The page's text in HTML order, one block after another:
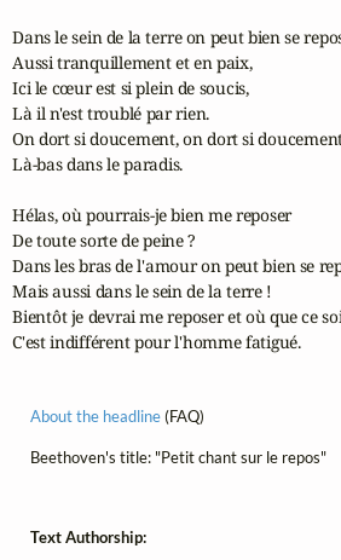
Dans le sein de la terre on peut bien se
Aussi tranquillement et en paix,
Ici le cœur est si plein de soucis,
Là il n'est troublé par rien.
On dort si doucement, on dort si
Là-bas dans le paradis.
Hélas, où pourrais-je bien me reposer
De toute sorte de peine ?
Dans les bras de l'amour on peut bien se
Mais aussi dans le sein de la terre !
Bientôt je devrai me reposer et où que ce
C'est indifférent pour l'homme fatigué.
About the headline(FAQ)
Beethoven's title: "Petit chant sur le repos"
Text Authorship: